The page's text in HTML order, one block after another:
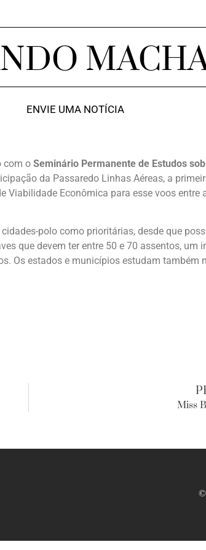
ENVIE UMA NOTÍCIA
com o Seminário Permanente de Estudos
da Passaredo Linhas Aéreas, a
Viabilidade Econômica para esse voos entre
polo como prioritárias, desde que
que devem ter entre 50 e 70 assentos, um
Os estados e municípios estudam também
Miss
©